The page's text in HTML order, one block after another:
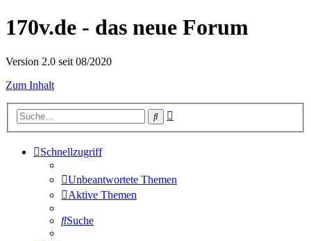
170v.de - das neue Forum
Version 2.0 seit 08/2020
Zum Inhalt
Suche
Schnellzugriff
Unbeantwortete Themen
Aktive Themen
Suche